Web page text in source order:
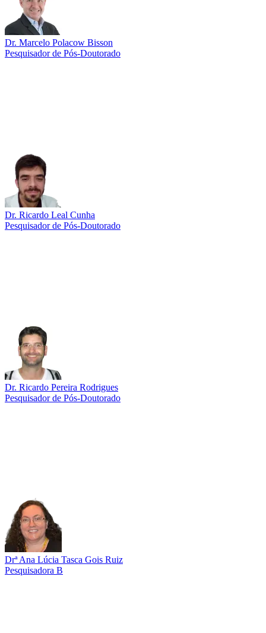
Dr. Marcelo Polacow Bisson
Pesquisador de Pós-Doutorado
Dr. Ricardo Leal Cunha
Pesquisador de Pós-Doutorado
Dr. Ricardo Pereira Rodrigues
Pesquisador de Pós-Doutorado
Drª Ana Lúcia Tasca Gois Ruiz
Pesquisadora B